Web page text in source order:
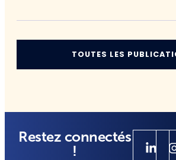
TOUTES LES
Restez connectés
!